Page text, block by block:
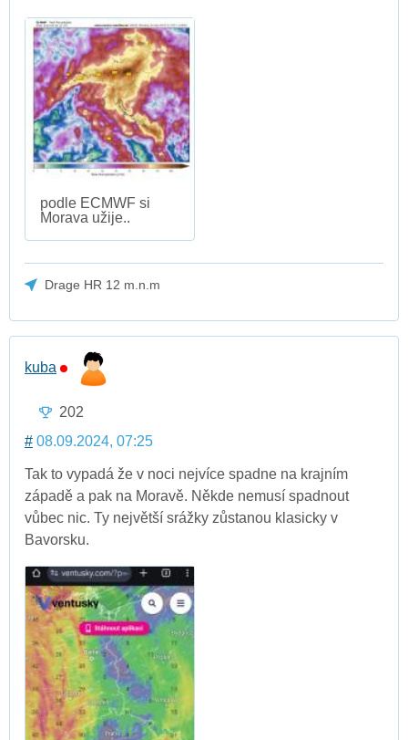
podle ECMWF si
Morava užije..
Drage HR 12 m.n.m
kuba
202
# 08.09.2024, 07:25
Tak to vypadá že v noci nejvíce spadne na krajním
západě a pak na Moravě. Někde nemusí spadnout
vůbec nic. Ty největší srážky zůstanou klasicky v
Bavorsku.